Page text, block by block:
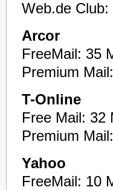
Web.de
Arcor
FreeMail: 35
Premium
T-Online
Free Mail: 32
Premium
Yahoo
FreeMail: 10